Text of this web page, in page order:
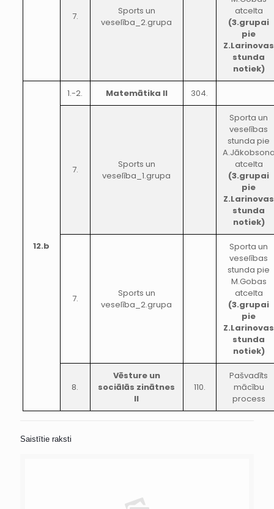
7.
Sports un
veselība_2.grupa
atcelta
(3.grupai
pie
Z.Larinovas
stunda
notiek)
12.b
1.-2. Matemātika II 304.
7.
Sports un
veselība_1.grupa
Sporta un
veselības
stunda pie
atcelta
(3.grupai
pie
Z.Larinovas
stunda
notiek)
7.
Sports un
veselība_2.grupa
Sporta un
veselības
stunda pie
M.Gobas
atcelta
(3.grupai
pie
Z.Larinovas
stunda
notiek)
8.
Vēsture un
sociālās zinātnes
II
110.
Pašvadīts
mācību
process
Saistītie raksti